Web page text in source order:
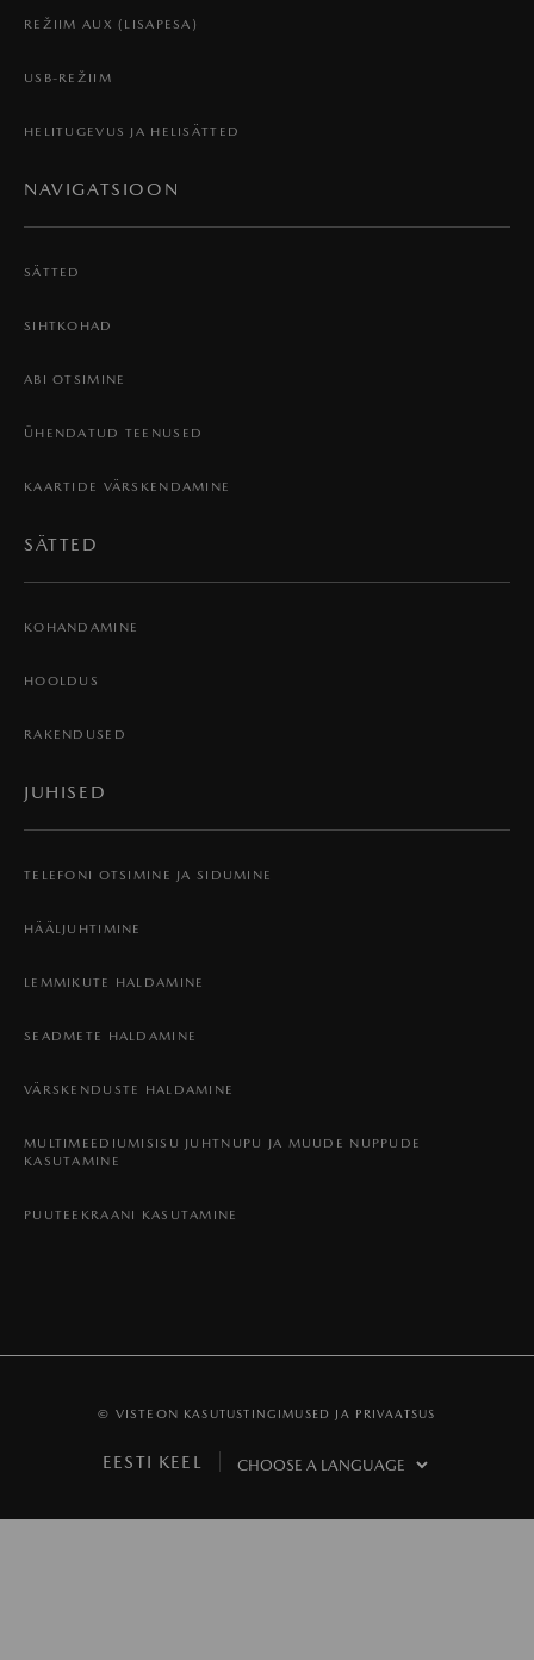
REŽIIM AUX (LISAPESA)
USB-REŽIIM
HELITUGEVUS JA HELISÄTTED
NAVIGATSIOON
SÄTTED
SIHTKOHAD
ABI OTSIMINE
ÜHENDATUD TEENUSED
KAARTIDE VÄRSKENDAMINE
SÄTTED
KOHANDAMINE
HOOLDUS
RAKENDUSED
JUHISED
TELEFONI OTSIMINE JA SIDUMINE
HÄÄLJUHTIMINE
LEMMIKUTE HALDAMINE
SEADMETE HALDAMINE
VÄRSKENDUSTE HALDAMINE
MULTIMEEDIUMISISU JUHTNUPU JA MUUDE NUPPUDE
KASUTAMINE
PUUTEEKRAANI KASUTAMINE
© VISTEON KASUTUSTINGIMUSED JA PRIVAATSUS
EESTI KEEL